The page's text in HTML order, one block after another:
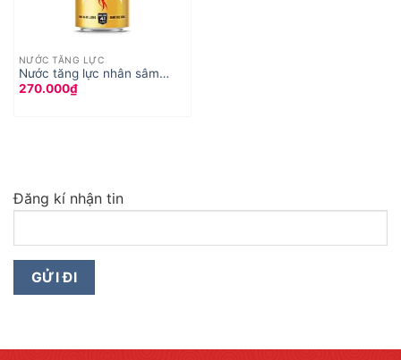
NƯỚC TĂNG LỰC
Nước tăng lực nhân sâm
330ml
270.000₫
Đăng kí nhận tin